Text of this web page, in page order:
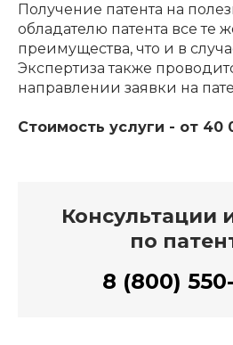
Получение патента на
обладателю патента все те
преимущества, что и в
Экспертиза также
направлении заявки на
Стоимость услуги - от 40
Консультации
по
8 (800)